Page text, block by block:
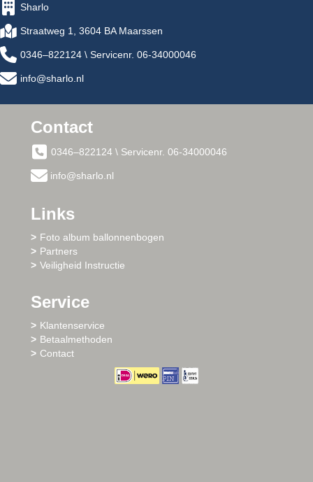
Sharlo
Straatweg 1, 3604 BA Maarssen
0346–822124 \ Servicenr. 06-34000046
info@sharlo.nl
Contact
0346–822124 \ Servicenr. 06-34000046
info@sharlo.nl
Links
Foto album ballonnenbogen
Partners
Veiligheid Instructie
Service
Klantenservice
Betaalmethoden
Contact